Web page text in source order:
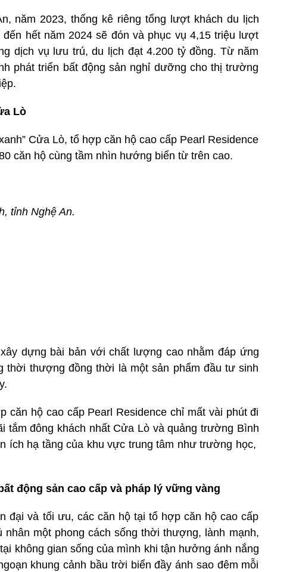
năm 2023, thống kê riêng tổng lượt khách du lịch
hết năm 2024 sẽ đón và phục vụ 4,15 triệu lượt
dịch vụ lưu trú, du lịch đạt 4.200 tỷ đồng. Từ năm
phát triển bất động sản nghỉ dưỡng cho thị trường
Lò
Cửa Lò, tổ hợp căn hộ cao cấp Pearl Residence
căn hộ cùng tầm nhìn hướng biển từ trên cao.
tỉnh Nghệ An.
dựng bài bản với chất lượng cao nhằm đáp ứng
thời thượng đồng thời là một sản phẩm đầu tư sinh
căn hộ cao cấp Pearl Residence chỉ mất vài phút đi
tắm đông khách nhất Cửa Lò và quảng trường Bình
ích hạ tầng của khu vực trung tâm như trường học,
động sản cao cấp và pháp lý vững vàng
đại và tối ưu, các căn hộ tại tổ hợp căn hộ cao cấp
một phong cách sống thời thượng, lành mạnh,
không gian sống của mình khi tận hưởng ánh nắng
khung cảnh bầu trời biển đầy ánh sao đêm mỗi